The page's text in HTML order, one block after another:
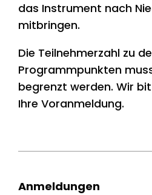
das Instrument nach
mitbringen.
Die Teilnehmerzahl zu
Programmpunkten
begrenzt werden. Wir
Ihre Voranmeldung.
Anmeldungen